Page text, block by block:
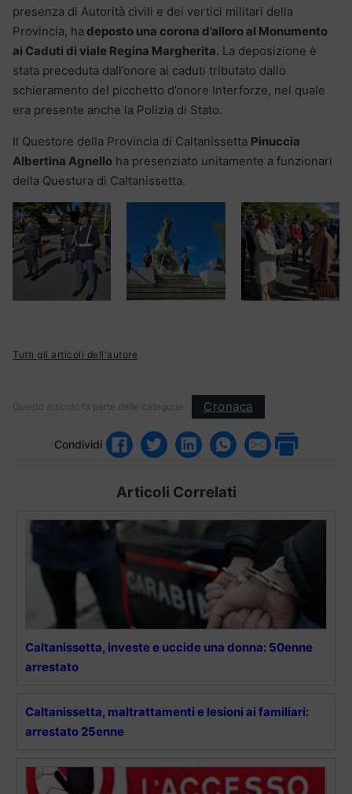
presenza di Autorità civili e dei vertici militari della
Provincia, ha deposto una corona d’alloro al Monumento
ai Caduti di viale Regina Margherita. La deposizione è
stata preceduta dall’onore ai caduti tributato dallo
schieramento del picchetto d’onore Interforze, nel quale
era presente anche la Polizia di Stato.
Il Questore della Provincia di Caltanissetta Pinuccia
Albertina Agnello ha presenziato unitamente a funzionari
della Questura di Caltanissetta.
Tutti gli articoli dell'autore
Questo articolo fa parte delle categorie: Cronaca
Condividi
Articoli Correlati
Caltanissetta, investe e uccide una donna: 50enne
arrestato
Caltanissetta, maltrattamenti e lesioni ai familiari:
arrestato 25enne